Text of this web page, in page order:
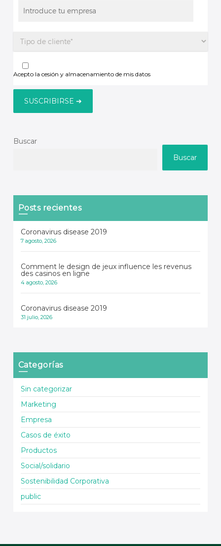
Acepto la cesión y almacenamiento de mis datos
Buscar
Buscar
Posts recientes
Coronavirus disease 2019
7 agosto, 2026
Comment le design de jeux influence les revenus
des casinos en ligne
4 agosto, 2026
Coronavirus disease 2019
31 julio, 2026
Categorías
Sin categorizar
Marketing
Empresa
Casos de éxito
Productos
Social/solidario
Sostenibilidad Corporativa
public